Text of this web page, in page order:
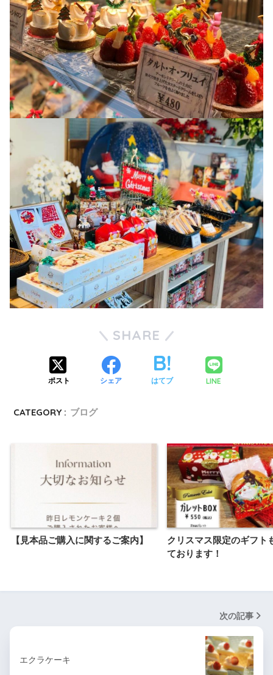
SHARE
ポスト シェア はてブ LINE
CATEGORY : ブログ
【見本品ご購入に関するご案内】
クリスマス限定のギフト
ております！
次の記事
エクラケーキ